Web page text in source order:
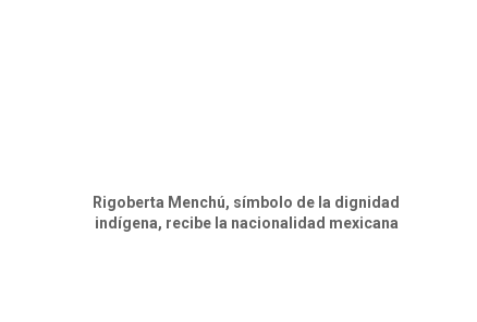
Rigoberta Menchú, símbolo de la dignidad
indígena, recibe la nacionalidad mexicana